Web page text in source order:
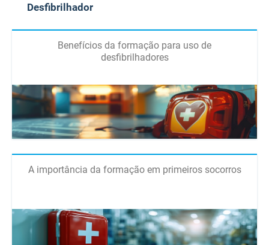
Desfibrilhador
Benefícios da formação para uso de
desfibrilhadores
A importância da formação em primeiros socorros